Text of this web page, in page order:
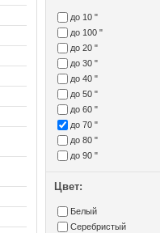
до 10 "
до 100 "
до 20 "
до 30 "
до 40 "
до 50 "
до 60 "
до 70 "
до 80 "
до 90 "
Цвет:
Белый
Серебристый